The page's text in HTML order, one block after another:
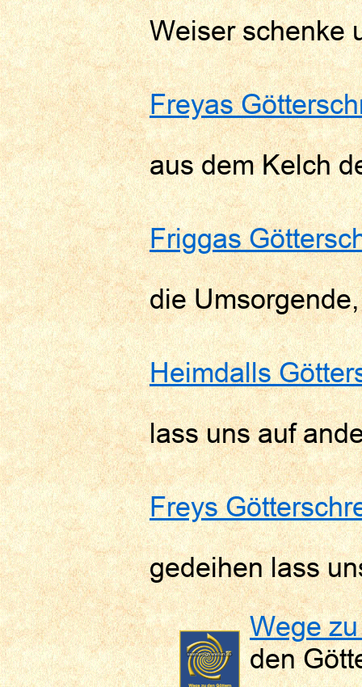
Weiser schenke
Freyas
aus dem Kelch
Friggas
die
Heimdalls
lass uns auf
Freys
gedeihen lass
Wege
den